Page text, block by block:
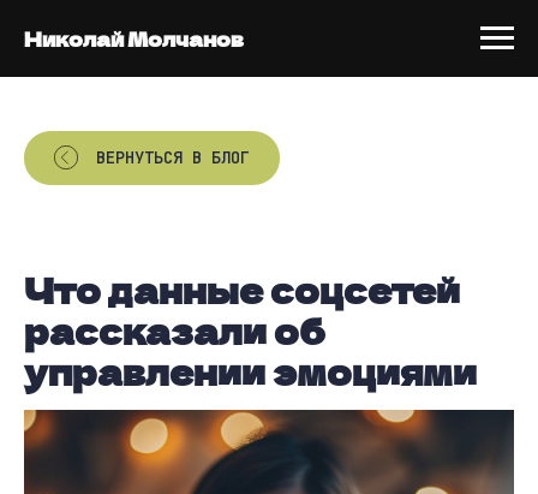
Николай Молчанов
ВЕРНУТЬСЯ В БЛОГ
Что данные соцсетей
рассказали об
управлении эмоциями